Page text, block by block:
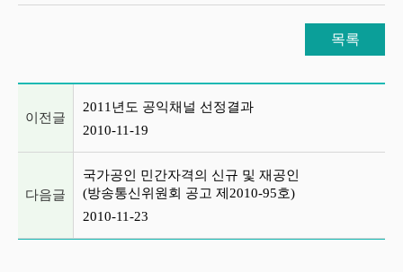
목록
이전글
2011년도 공익채널 선정결과
2010-11-19
다음글
국가공인 민간자격의 신규 및 재공인
(방송통신위원회 공고 제2010-95호)
2010-11-23